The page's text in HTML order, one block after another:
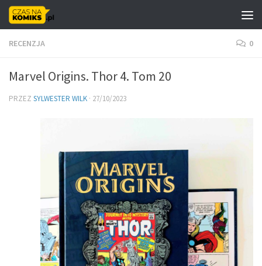
Skip to content
RECENZJA 0
Marvel Origins. Thor 4. Tom 20
PRZEZ SYLWESTER WILK · 27/10/2023